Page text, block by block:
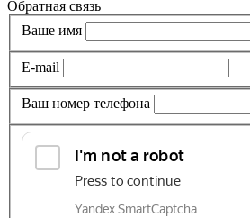
Обратная связь
Ваше имя
E-mail
Ваш номер телефона